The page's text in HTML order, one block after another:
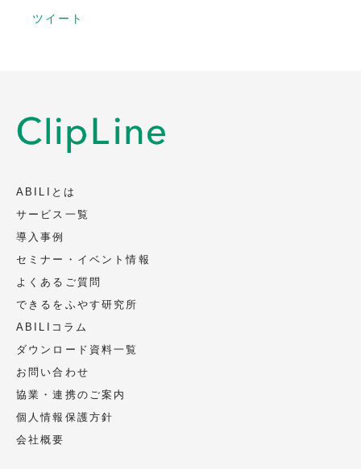
ツイート
ABILIとは
サービス一覧
導入事例
セミナー・イベント情報
よくあるご質問
できるをふやす研究所
ABILIコラム
ダウンロード資料一覧
お問い合わせ
協業・連携のご案内
個人情報保護方針
会社概要